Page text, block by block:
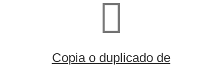
Copia o duplicado de